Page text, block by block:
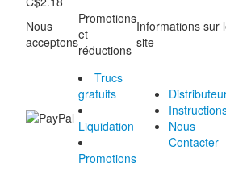
Nous
acceptons
Promotions
et
réductions
Informations sur
site
Trucs
gratuits
Liquidation
Promotions
Nous
Contacter